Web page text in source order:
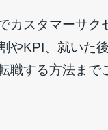
カスタマーサク
やKPI、就いた
職する方法まで